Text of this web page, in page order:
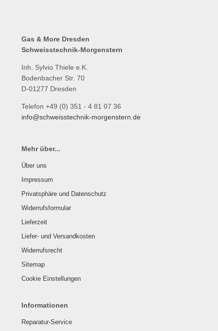
Gas & More Dresden
Schweisstechnik-Morgenstern
Inh. Sylvio Thiele e.K.
Bodenbacher Str. 70
D-01277 Dresden
Telefon +49 (0) 351 - 4 81 07 36
info@schweisstechnik-morgenstern.de
Mehr über...
Über uns
Impressum
Privatsphäre und Datenschutz
Widerrufsformular
Lieferzeit
Liefer- und Versandkosten
Widerrufsrecht
Sitemap
Cookie Einstellungen
Informationen
Reparatur-Service